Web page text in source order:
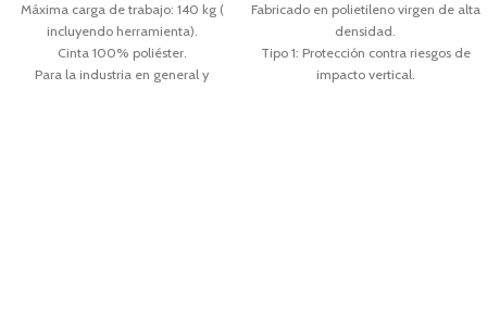
Máxima carga de trabajo: 140 kg (
incluyendo herramienta).
Cinta 100% poliéster.
Para la industria en general y
Fabricado en polietileno virgen de alta
densidad.
Tipo 1: Protección contra riesgos de
impacto vertical.